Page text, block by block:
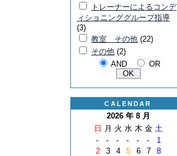
トレーナーによるコンデ
ィショニンググループ指導
(3)
教室 その他 (22)
その他 (2)
AND
OR
CALENDAR
2026 年 8 月
日 月 火 水 木 金 土
-
- - - - -
1
2
3 4 5 6 7
8